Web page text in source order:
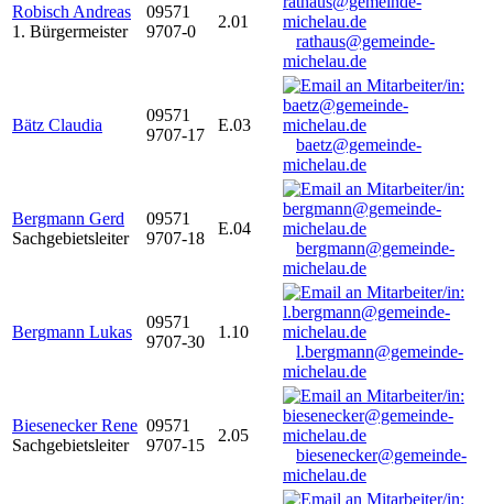
Robisch Andreas
1. Bürgermeister
09571
9707-0
2.01
rathaus@gemeinde-
michelau.de
Bätz Claudia
09571
9707-17
E.03
baetz@gemeinde-
michelau.de
Bergmann Gerd
Sachgebietsleiter
09571
9707-18
E.04
bergmann@gemeinde-
michelau.de
Bergmann Lukas
09571
9707-30
1.10
l.bergmann@gemeinde-
michelau.de
Biesenecker Rene
Sachgebietsleiter
09571
9707-15
2.05
biesenecker@gemeinde-
michelau.de